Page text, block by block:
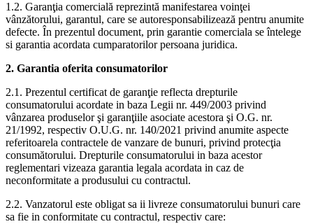
1.2. Garanţia comercială reprezintă manifestarea voinţei
vânzătorului, garantul, care se autoresponsabilizează pentru anumite
defecte. În prezentul document, prin garantie comerciala se întelege
si garantia acordata cumparatorilor persoana juridica.
2. Garantia oferita consumatorilor
2.1. Prezentul certificat de garanţie reflecta drepturile
consumatorului acordate in baza Legii nr. 449/2003 privind
vânzarea produselor şi garanţiile asociate acestora şi O.G. nr.
21/1992, respectiv O.U.G. nr. 140/2021 privind anumite aspecte
referitoarela contractele de vanzare de bunuri, privind protecţia
consumătorului. Drepturile consumatorului in baza acestor
reglementari vizeaza garantia legala acordata in caz de
neconformitate a produsului cu contractul.
2.2. Vanzatorul este obligat sa ii livreze consumatorului bunuri care
sa fie in conformitate cu contractul, respectiv care: